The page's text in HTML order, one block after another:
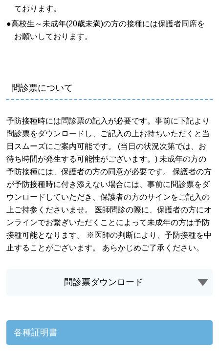
ております。
●高校生～未成年(20歳未満)の方の接種には保護者同席を
お願いしております。
問診票について
予防接種時には問診票の記入が必要です。事前に下記より
問診票をダウンロードし、ご記入の上お持ちいただくと当
日スムーズにご案内可能です。 (当日の状況次第では、お
待ち時間が発生する可能性がございます。) 未成年の方の
予防接種には、保護者の方の同意が必要です。 保護者の方
が予防接種時に付き添えない場合には、事前に問診票をダ
ウンロードしていただき、保護者の方のサインをご記入の
上ご持参くださいませ。 医師問診の際に、保護者の方にオ
ンラインでお繋ぎいただくことによって未成年の方は予防
接種可能となります。 ※医師の判断により、予防接種を中
止することがございます。 あらかじめご了承ください。
問診票ダウンロード
各種証明書